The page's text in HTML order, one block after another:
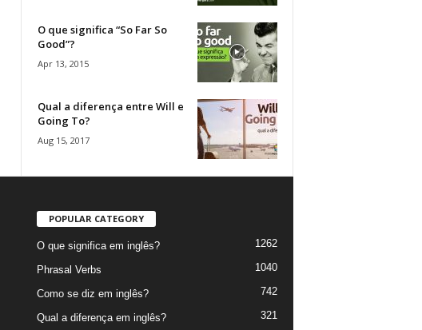
O que significa “So Far So
Good”?
Apr 13, 2015
Qual a diferença entre Will e
Going To?
Aug 15, 2017
POPULAR CATEGORY
O que significa em inglês? 1262
Phrasal Verbs 1040
Como se diz em inglês? 742
Qual a diferença em inglês? 321